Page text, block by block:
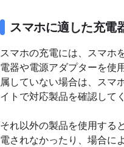
スマホに適した充電
スマホの充電には、スマホ
電器や電源アダプターを使
属していない場合は、スマ
イトで対応製品を確認して
それ以外の製品を使用する
電されなかったり、場合に